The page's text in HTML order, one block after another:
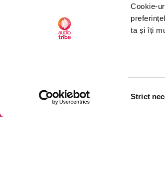
Cookie-
ta și îți
Strict
Retragere din comandă